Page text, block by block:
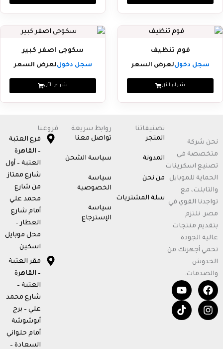
فوم تنظيف
سجل دخوللعرض السعر
شراء الآن
سكوجى اصفر كبير
سجل دخوللعرض السعر
شراء الآن
نحن شركة
متخصصة في
تصنيع اسكرينات
الحماية للموبايل
والتابلت، مع
تواجدنا القوي في
مصر. نلتزم
بتقديم منتجات
عالية الجودة
تحمي أجهزتك من
الخدوش
والصدمات.
F
a
c
e
Y
o
u
t
I
n
s
t
T
i
k
t
تصنيفاتنا
المتجر
المدونة
من نحن
سلة المشتريات
روابط سريعة
تواصل معنا
سياسة الشحن
سياسة
الخصوصية
سياسة
الإسترجاع
فروعنا
فرع العتبة
– القاهرة
العتبة – أول
شارع ممتاز
من شارع
محمد علي
أمام شارع
العطار –
محل موبايل
اسكين
مقر العتبة
– القاهرة
العتبة –
شارع محمد
علي – برج
أبوشوشة
أمام حلواني
السعادة –